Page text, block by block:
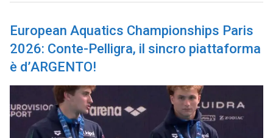
European Aquatics Championships Paris
2026: Conte-Pelligra, il sincro piattaforma
è d’ARGENTO!